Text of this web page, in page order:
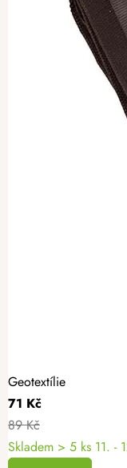
Geotextílie
71 Kč
89 Kč
Skladem > 5 ks 11. -